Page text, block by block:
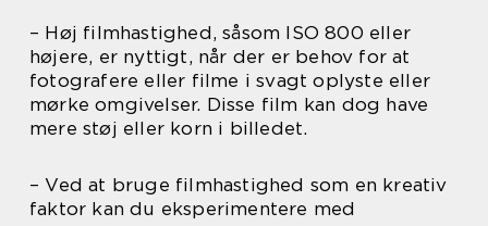
– Høj filmhastighed, såsom ISO 800 eller
højere, er nyttigt, når der er behov for at
fotografere eller filme i svagt oplyste eller
mørke omgivelser. Disse film kan dog have
mere støj eller korn i billedet.
– Ved at bruge filmhastighed som en kreativ
faktor kan du eksperimentere med